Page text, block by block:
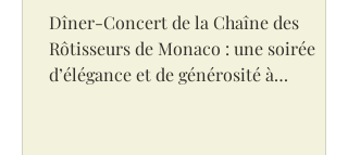
Dîner-Concert de la Chaîne des
Rôtisseurs de Monaco : une soirée
d’élégance et de générosité à